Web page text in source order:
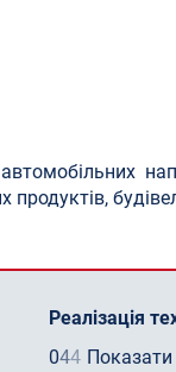
Реалізація
044